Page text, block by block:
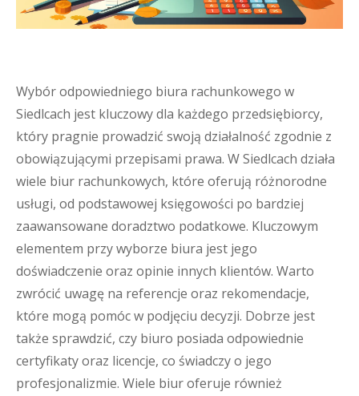
Wybór odpowiedniego biura rachunkowego w
Siedlcach jest kluczowy dla każdego przedsiębiorcy,
który pragnie prowadzić swoją działalność zgodnie z
obowiązującymi przepisami prawa. W Siedlcach działa
wiele biur rachunkowych, które oferują różnorodne
usługi, od podstawowej księgowości po bardziej
zaawansowane doradztwo podatkowe. Kluczowym
elementem przy wyborze biura jest jego
doświadczenie oraz opinie innych klientów. Warto
zwrócić uwagę na referencje oraz rekomendacje,
które mogą pomóc w podjęciu decyzji. Dobrze jest
także sprawdzić, czy biuro posiada odpowiednie
certyfikaty oraz licencje, co świadczy o jego
profesjonalizmie. Wiele biur oferuje również